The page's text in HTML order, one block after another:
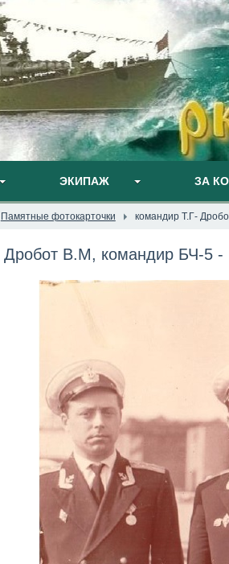
ЭКИПАЖ ЗА
Памятные фотокарточки командир Т.Г-
Дробот В.М, командир БЧ-5